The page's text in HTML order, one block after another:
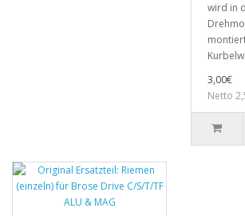
wird in
3,00€
Netto